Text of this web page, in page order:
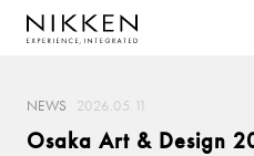
NEWS 2026.05.11
Osaka Art & Design